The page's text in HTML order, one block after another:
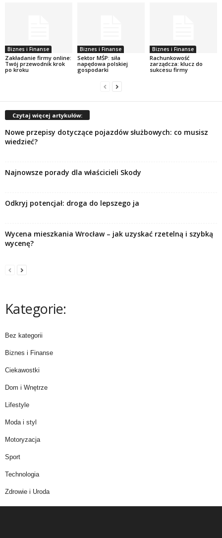
Biznes i Finanse
Zakładanie firmy online:
Twój przewodnik krok
po kroku
Biznes i Finanse
Sektor MŚP: siła
napędowa polskiej
gospodarki
Biznes i Finanse
Rachunkowość
zarządcza: klucz do
sukcesu firmy
Czytaj więcej artykułów:
Nowe przepisy dotyczące pojazdów służbowych: co musisz
wiedzieć?
Najnowsze porady dla właścicieli Skody
Odkryj potencjał: droga do lepszego ja
Wycena mieszkania Wrocław – jak uzyskać rzetelną i szybką
wycenę?
Kategorie:
Bez kategorii
Biznes i Finanse
Ciekawostki
Dom i Wnętrze
Lifestyle
Moda i styl
Motoryzacja
Sport
Technologia
Zdrowie i Uroda